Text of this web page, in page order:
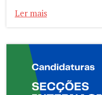
Ler mais